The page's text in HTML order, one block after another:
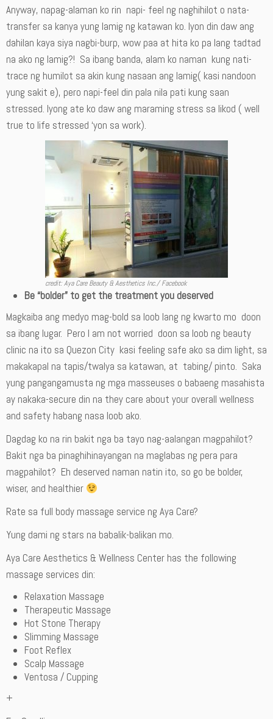
Anyway, napag-alaman ko rin napi- feel ng naghihilot o nata-
transfer sa kanya yung lamig ng katawan ko. Iyon din daw ang
dahilan kaya siya nagbi-burp, wow paa at hita ko pa lang tadtad
na ako ng lamig?! Sa ibang banda, alam ko naman kung nati-
trace ng humilot sa akin kung nasaan ang lamig( kasi nandoon
yung sakit e), pero napi-feel din pala nila pati kung saan
stressed. Iyong ate ko daw ang maraming stress sa likod ( well
true to life stressed ‘yon sa work).
credit: Aya Care Beauty & Aesthetics Inc./ Facebook
Be “bolder” to get the treatment you deserved
Magkaiba ang medyo mag-bold sa loob lang ng kwarto mo doon
sa ibang lugar. Pero I am not worried doon sa loob ng beauty
clinic na ito sa Quezon City kasi feeling safe ako sa dim light, sa
makakapal na tapis/twalya sa katawan, at tabing/ pinto. Saka
yung pangangamusta ng mga masseuses o babaeng masahista
ay nakaka-secure din na they care about your overall wellness
and safety habang nasa loob ako.
Dagdag ko na rin bakit nga ba tayo nag-aalangan magpahilot?
Bakit nga ba pinaghihinayangan na maglabas ng pera para
magpahilot? Eh deserved naman natin ito, so go be bolder,
wiser, and healthier
Rate sa full body massage service ng Aya Care?
Yung dami ng stars na babalik-balikan mo.
Aya Care Aesthetics & Wellness Center has the following
massage services din:
Relaxation Massage
Therapeutic Massage
Hot Stone Therapy
Slimming Massage
Foot Reflex
Scalp Massage
Ventosa / Cupping
+